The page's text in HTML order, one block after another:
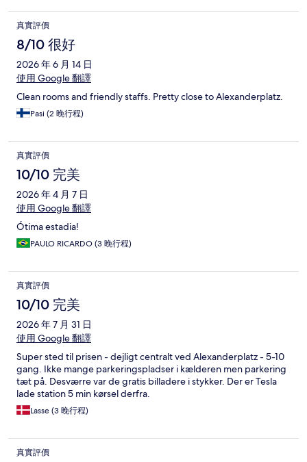
真實評價
8/10 很好
2026 年 6 月 14 日
使用 Google 翻譯
Clean rooms and friendly staffs. Pretty close to Alexanderplatz.
Pasi (2 晚行程)
真實評價
10/10 完美
2026 年 4 月 7 日
使用 Google 翻譯
Ótima estadia!
PAULO RICARDO (3 晚行程)
真實評價
10/10 完美
2026 年 7 月 31 日
使用 Google 翻譯
Super sted til prisen - dejligt centralt ved Alexanderplatz - 5-10
gang. Ikke mange parkeringspladser i kælderen men parkering
tæt på. Desværre var de gratis billadere i stykker. Der er Tesla
lade station 5 min kørsel derfra.
Lasse (3 晚行程)
真實評價